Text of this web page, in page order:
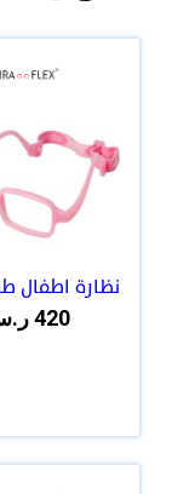
نظارة اطفال
420 ر.س.